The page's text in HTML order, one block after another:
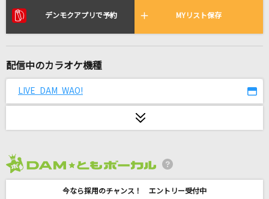
リアルタイムで歌われている曲の一覧
Diana [ダイアナ]
感電(ビデオクリップバージョン)
デンモクアプリで予約 MYリスト保存
配信中のカラオケ機種
LIVE DAM WAO!
今なら採用のチャンス！ エントリー受付中